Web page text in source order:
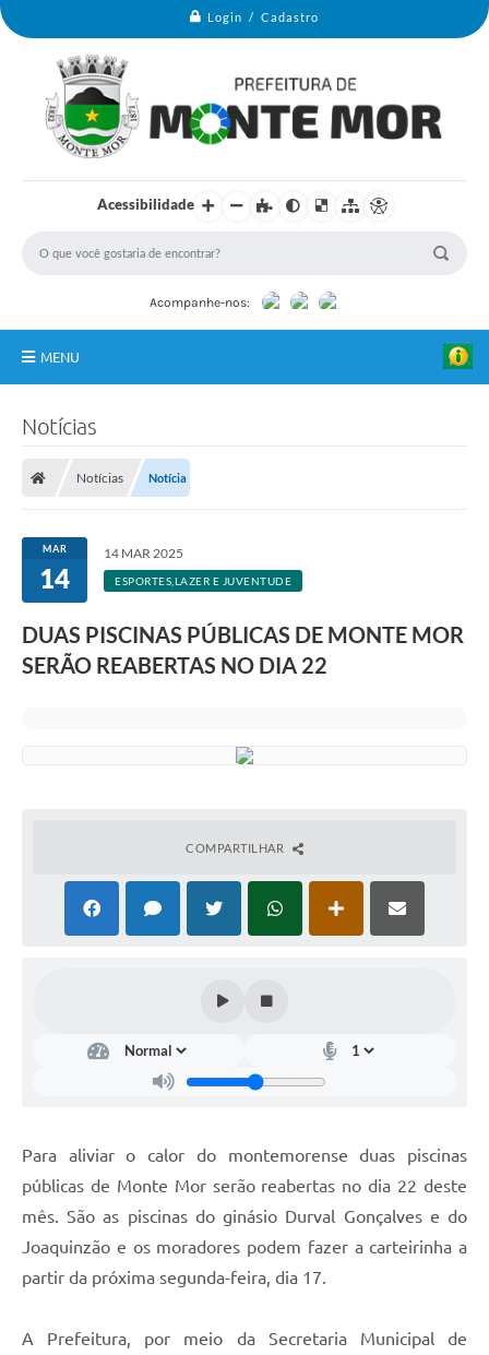
Login / Cadastro
Acessibilidade
Acompanhe-nos:
MENU
Portal do Cidadão
Links Úteis
A Prefeitura
Audiências Públicas
Plano Diretor - Projetos
Arquivos para Download
SIC
Notícias
Notícias Notícia
MAR
14
14 MAR 2025
ESPORTES,LAZER E JUVENTUDE
DUAS PISCINAS PÚBLICAS DE MONTE MOR
SERÃO REABERTAS NO DIA 22
COMPARTILHAR
Para aliviar o calor do montemorense duas piscinas
públicas de Monte Mor serão reabertas no dia 22 deste
mês. São as piscinas do ginásio Durval Gonçalves e do
Joaquinzão e os moradores podem fazer a carteirinha a
partir da próxima segunda-feira, dia 17.
A Prefeitura, por meio da Secretaria Municipal de